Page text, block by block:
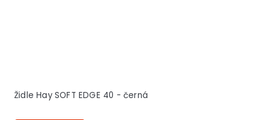
Židle Hay SOFT EDGE 40 - černá